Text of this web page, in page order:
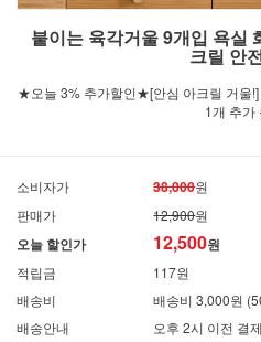
붙이는 육각거울 9개입 욕실
크릴 안
★오늘 3% 추가할인★[안심 아크릴 거울!]
1개 추가
소비자가 38,000원
판매가
12,900원
오늘 할인가 12,500원
적립금
117원
배송비
배송비 3,000원
배송안내
오후 2시 이전 결